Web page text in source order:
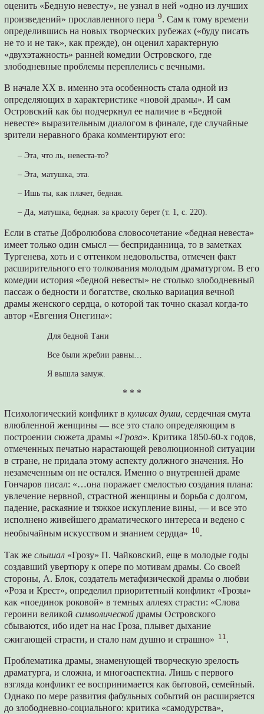
оценить «Бедную невесту», не узнал в ней «одно из лучших
произведений» прославленного пера 9. Сам к тому времени
определившись на новых творческих рубежах («буду писать
не то и не так», как прежде), он оценил характерную
«двухэтажность» ранней комедии Островского, где
злободневные проблемы переплелись с вечными.
В начале ХХ в. именно эта особенность стала одной из
определяющих в характеристике «новой драмы». И сам
Островский как бы подчеркнул ее наличие в «Бедной
невесте» выразительным диалогом в финале, где случайные
зрители неравного брака комментируют его:
– Эта, что ль, невеста-то?
– Эта, матушка, эта.
– Ишь ты, как плачет, бедная.
– Да, матушка, бедная: за красоту берет (т. 1, с. 220).
Если в статье Добролюбова словосочетание «бедная невеста»
имеет только один смысл — бесприданница, то в заметках
Тургенева, хоть и с оттенком недовольства, отмечен факт
расширительного его толкования молодым драматургом. В его
комедии история «бедной невесты» не столько злободневный
пассаж о бедности и богатстве, сколько вариация вечной
драмы женского сердца, о которой так точно сказал когда-то
автор «Евгения Онегина»:
Для бедной Тани
Все были жребии равны…
Я вышла замуж.
* * *
Психологический конфликт вкулисах души, сердечная смута
влюбленной женщины — все это стало определяющим в
построении сюжета драмы «Гроза». Критика 1850-60-х годов,
отмеченных печатью нарастающей революционной ситуации
в стране, не придала этому аспекту должного значения. Но
незамеченным он не остался. Именно о внутренней драме
Гончаров писал: «…она поражает смелостью создания плана:
увлечение нервной, страстной женщины и борьба с долгом,
падение, раскаяние и тяжкое искупление вины, — и все это
исполнено живейшего драматического интереса и ведено с
необычайным искусством и знанием сердца» 10.
Так жеслышал «Грозу» П. Чайковский, еще в молодые годы
создавший увертюру к опере по мотивам драмы. Со своей
стороны, А. Блок, создатель метафизической драмы о любви
«Роза и Крест», определил приоритетный конфликт «Грозы»
как «поединок роковой» в темных аллеях страсти: «Слова
героини великойсимволической драмы Островского
сбываются, ибо идет на нас Гроза, плывет дыхание
сжигающей страсти, и стало нам душно и страшно» 11 .
Проблематика драмы, знаменующей творческую зрелость
драматурга, и сложна, и многоаспектна. Лишь с первого
взгляда конфликт ее воспринимается как бытовой, семейный.
Однако по мере развития фабульных событий он расширяется
до злободневно-социального: критика «самодурства»,